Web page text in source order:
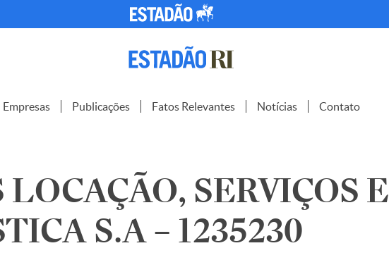
Empresas Publicações Fatos Relevantes Notícias Contato
SERVIÇOS E
S.A – 1235230